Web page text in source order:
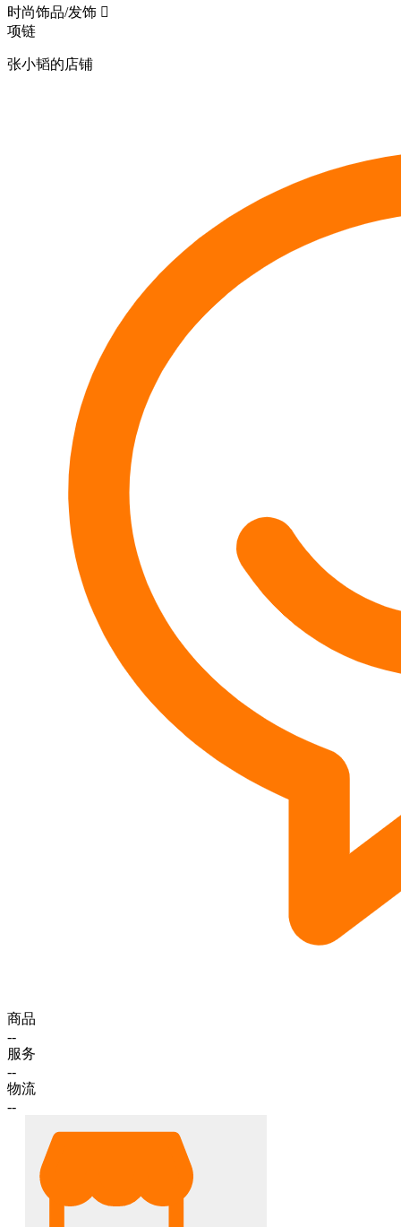
时尚饰品/发饰 
项链
张小韬的店铺
商品
--
服务
--
物流
--